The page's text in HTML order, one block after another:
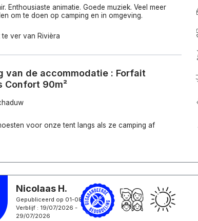
Enthousiaste animatie. Goede muziek. Veel meer
om te doen op camping en in omgeving.
te ver van Rivièra
van de accommodatie : Forfait
Confort 90m²
voor onze tent langs als ze camping af
Nicolaas H.
Gepubliceerd op 01-08-2026
Verblijf : 19/07/2026 -
29/07/2026